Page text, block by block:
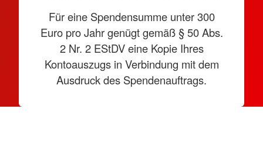
Für eine Spendensumme unter 300
Euro pro Jahr genügt gemäß § 50 Abs.
2 Nr. 2 EStDV eine Kopie Ihres
Kontoauszugs in Verbindung mit dem
Ausdruck des Spendenauftrags.